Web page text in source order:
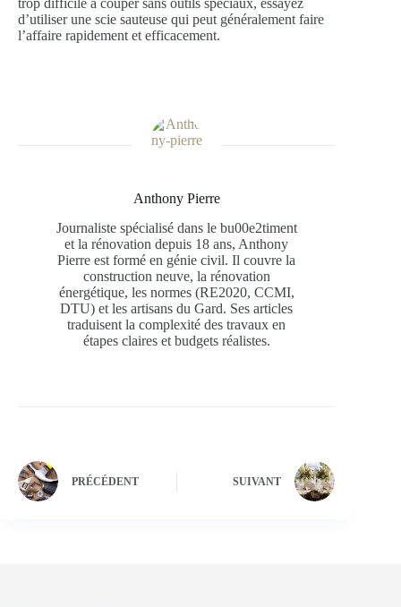
trop difficile à couper sans outils spéciaux, essayez
d’utiliser une scie sauteuse qui peut généralement faire
l’affaire rapidement et efficacement.
Anthony Pierre
Journaliste spécialisé dans le bu00e2timent
et la rénovation depuis 18 ans, Anthony
Pierre est formé en génie civil. Il couvre la
construction neuve, la rénovation
énergétique, les normes (RE2020, CCMI,
DTU) et les artisans du Gard. Ses articles
traduisent la complexité des travaux en
étapes claires et budgets réalistes.
PRÉCÉDENT SUIVANT